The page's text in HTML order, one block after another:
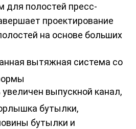
для полостей пресс-
проектирование
на основе больших
вытяжная система со
выпускной канал,
бутылки,
бутылки и